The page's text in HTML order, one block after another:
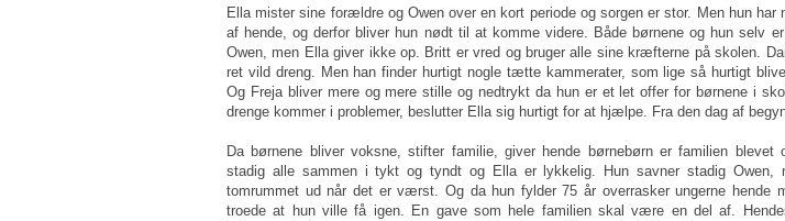
Ella mister sine forældre og Owen over en kort periode og sorgen er stor. Men hun
af hende, og derfor bliver hun nødt til at komme videre. Både børnene og hun selv
Owen, men Ella giver ikke op. Britt er vred og bruger alle sine kræfterne på skolen.
ret vild dreng. Men han finder hurtigt nogle tætte kammerater, som lige så hurtigt
Og Freja bliver mere og mere stille og nedtrykt da hun er et let offer for børnene i
drenge kommer i problemer, beslutter Ella sig hurtigt for at hjælpe. Fra den dag af
Da børnene bliver voksne, stifter familie, giver hende børnebørn er familien blevet
stadig alle sammen i tykt og tyndt og Ella er lykkelig. Hun savner stadig Owen,
tomrummet ud når det er værst. Og da hun fylder 75 år overrasker ungerne hende
troede at hun ville få igen. En gave som hele familien skal være en del af.